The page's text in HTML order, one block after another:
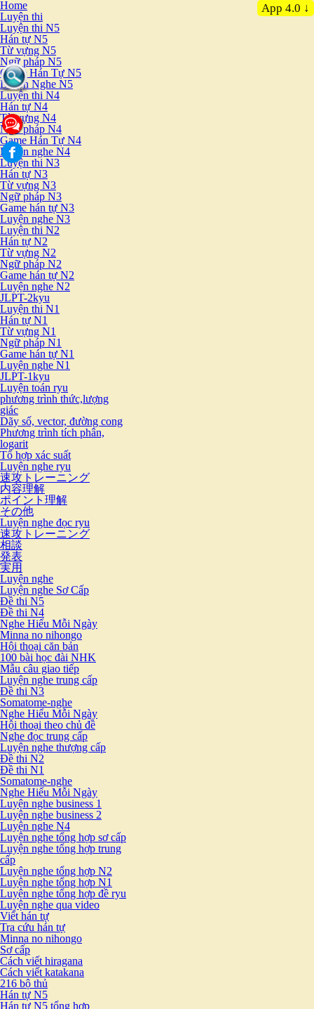
Home
Luyện thi
Luyện thi N5
Hán tự N5
Từ vựng N5
Ngữ pháp N5
Game Hán Tự N5
Luyện Nghe N5
Luyện thi N4
Hán tự N4
Từ vựng N4
Ngữ pháp N4
Game Hán Tự N4
Luyện nghe N4
Luyện thi N3
Hán tự N3
Từ vựng N3
Ngữ pháp N3
Game hán tự N3
Luyện nghe N3
Luyện thi N2
Hán tự N2
Từ vựng N2
Ngữ pháp N2
Game hán tự N2
Luyện nghe N2
JLPT-2kyu
Luyện thi N1
Hán tự N1
Từ vựng N1
Ngữ pháp N1
Game hán tự N1
Luyện nghe N1
JLPT-1kyu
Luyện toán ryu
phương trình thức,lượng
giác
Dãy số, vector, đường cong
Phương trình tích phân,
logarit
Tổ hợp xác suất
Luyện nghe ryu
速攻トレーニング
内容理解
ポイント理解
その他
Luyện nghe đọc ryu
速攻トレーニング
相談
発表
実用
Luyện nghe
Luyện nghe Sơ Cấp
Đề thi N5
Đề thi N4
Nghe Hiểu Mỗi Ngày
Minna no nihongo
Hội thoại căn bản
100 bài học đài NHK
Mẫu câu giao tiếp
Luyện nghe trung cấp
Đề thi N3
Somatome-nghe
Nghe Hiểu Mỗi Ngày
Hội thoại theo chủ đề
Nghe đọc trung cấp
Luyện nghe thượng cấp
Đề thi N2
Đề thi N1
Somatome-nghe
Nghe Hiểu Mỗi Ngày
Luyện nghe business 1
Luyện nghe business 2
Luyện nghe N4
Luyện nghe tổng hợp sơ cấp
Luyện nghe tổng hợp trung
cấp
Luyện nghe tổng hợp N2
Luyện nghe tổng hợp N1
Luyện nghe tổng hợp đề ryu
Luyện nghe qua video
Viết hán tự
Tra cứu hán tự
Minna no nihongo
Sơ cấp
Cách viết hiragana
Cách viết katakana
216 bộ thủ
Hán tự N5
Hán tự N5 tổng hợp
App 4.0 ↓